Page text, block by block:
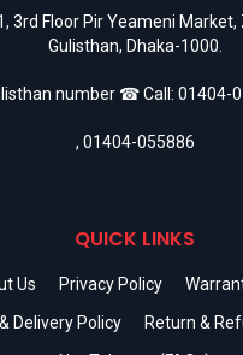
3rd Floor Pir Yeameni Market,
Gulisthan, Dhaka-1000.
number ☎ Call: 01404-
, 01404-055886
QUICK LINKS
Us Privacy Policy
Delivery Policy
Return &